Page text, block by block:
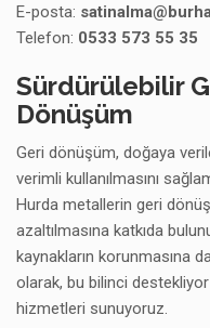
E-posta:
Telefon: 0533 573 55 35
Sürdürülebilir
Dönüşüm
Geri dönüşüm, doğaya
verimli kullanılmasını
Hurda metallerin geri
azaltılmasına katkıda
kaynakların korunmasına
olarak, bu bilinci
hizmetleri sunuyoruz.